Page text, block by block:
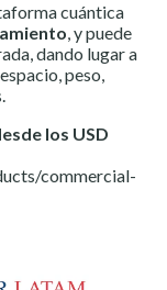
cuántica
, y puede
dando lugar a
peso,
los USD
commercial-